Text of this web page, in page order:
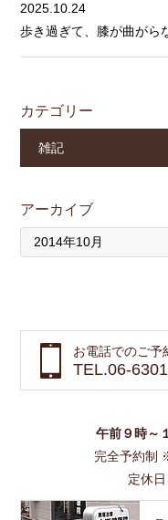
2025.10.24
歩き過ぎて、膝が曲がら
カテゴリー
雑記
アーカイブ
お電話でのご予
TEL.06-
午前９時～
完全予約制
定休日